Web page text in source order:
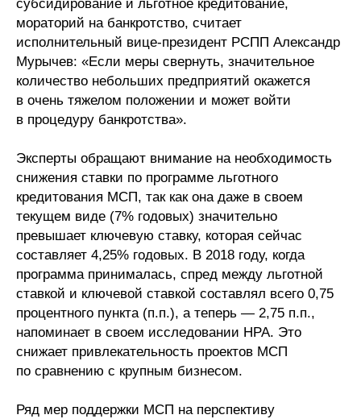
субсидирование и льготное кредитование,
мораторий на банкротство, считает
исполнительный вице-президент РСПП Александр
Мурычев: «Если меры свернуть, значительное
количество небольших предприятий окажется
в очень тяжелом положении и может войти
в процедуру банкротства».
Эксперты обращают внимание на необходимость
снижения ставки по программе льготного
кредитования МСП, так как она даже в своем
текущем виде (7% годовых) значительно
превышает ключевую ставку, которая сейчас
составляет 4,25% годовых. В 2018 году, когда
программа принималась, спред между льготной
ставкой и ключевой ставкой составлял всего 0,75
процентного пункта (п.п.), а теперь — 2,75 п.п.,
напоминает в своем исследовании НРА. Это
снижает привлекательность проектов МСП
по сравнению с крупным бизнесом.
Ряд мер поддержки МСП на перспективу